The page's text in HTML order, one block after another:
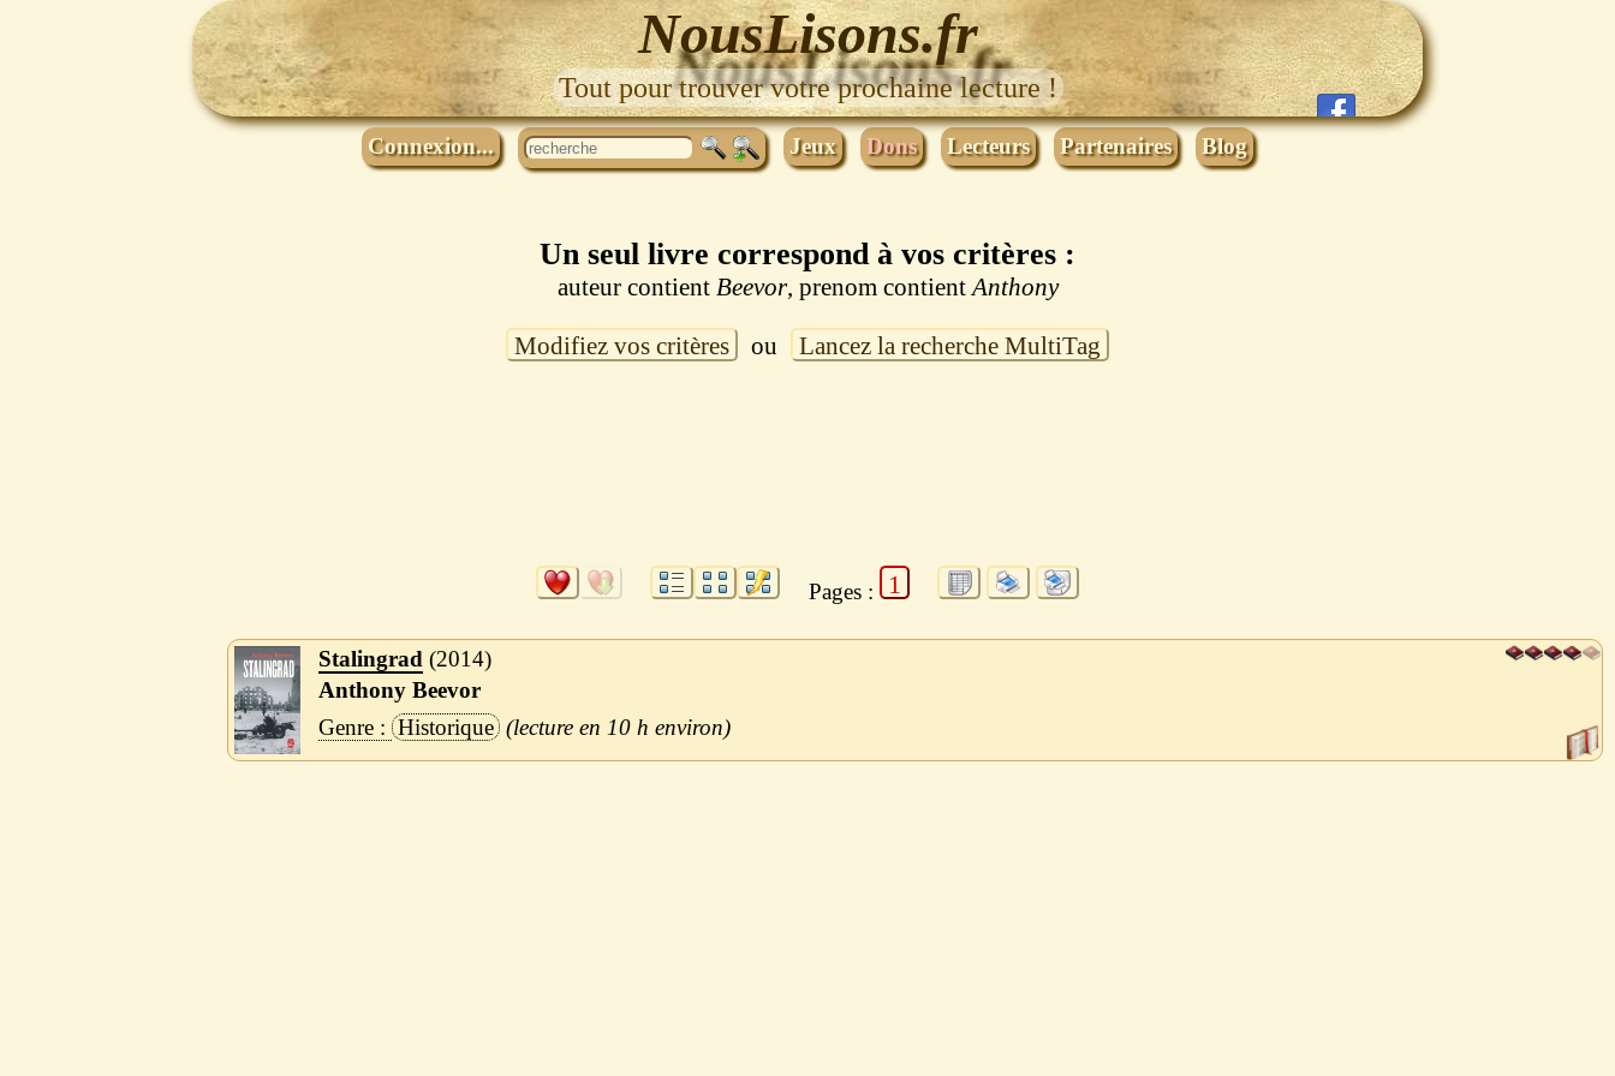
NousLisons.fr
Tout pour trouver votre prochaine lecture !
Connexion... Jeux Dons Lecteurs Partenaires Blog
Un seul livre correspond à vos critères :
auteur contient Beevor, prenom contientAnthony
Modifiez vos critères ou Lancez la recherche MultiTag
Pages : 1
Stalingrad 2014
Anthony Beevor
Historique
10 h